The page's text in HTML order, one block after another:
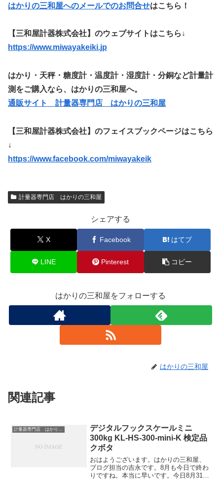
はかりの三和屋へのメールでのお問合せはこちら！
【三和屋計器株式会社】のウェブサイトはこちら↓
https://www.miwayakeiki.jp
はかり・天秤・糖度計・温度計・湿度計・分銅など計量計
測をご購入なら、はかりの三和屋へ。
通販サイト 計量器専門店 はかりの三和屋
【三和屋計器株式会社】のフェイスブックページはこちら
↓
https://www.facebook.com/miwayakeik
計量器専門店 はかりの三和屋
シェアする
X Facebook はてブ
LINE Pinterest コピー
はかりの三和屋をフォローする
はかりの三和屋
関連記事
デジタルフックスケールミニ
300kg KL-HS-300-mini-K 検定品
クボタ
おはようございます。はかりの三和屋、
ブログ担当の吉永です。8月も今日で終わ
りですね。本当に早いです。今日8月31日